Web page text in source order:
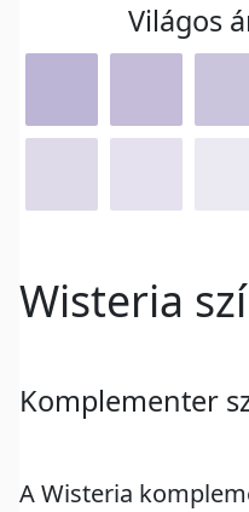
Világos
Wisteria
Komplementer
A Wisteria